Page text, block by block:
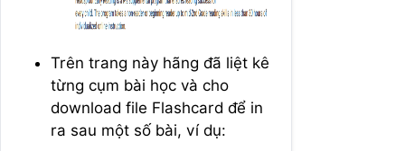
Trên trang này hãng đã liệt kê
từng cụm bài học và cho
download file Flashcard để in
ra sau một số bài, ví dụ: